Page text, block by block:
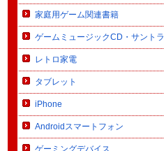
家庭用ゲーム関連書籍
ゲームミュージックCD・サントラ
レトロ家電
タブレット
iPhone
Androidスマートフォン
ゲーミングデバイス